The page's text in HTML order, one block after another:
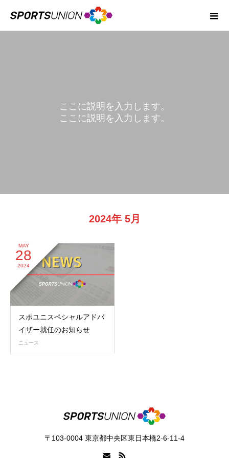
ここに説明を入力します。
ここに説明を入力します。
2024年 5月
MAY
28
2024
スポユニスペシャルアドバ
イザー就任のお知らせ
ニュース
〒103-0004 東京都中央区東日本橋2-6-11-4